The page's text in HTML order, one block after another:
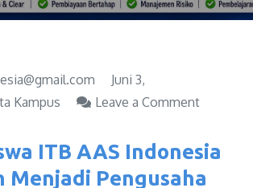
Juni 3,
Kampus Leave a Comment
ITB AAS Indonesia
Menjadi Pengusaha